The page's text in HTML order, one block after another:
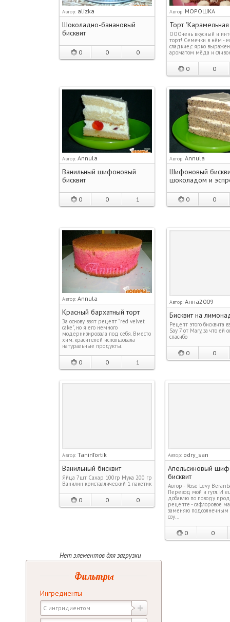
Автор: alizka
Шоколадно-банановый
бисквит
0 0 0
Автор: МОРОШКА
Торт
ОООчень вкусный и
торт! Семечки в нём -
сладкие,с ярко
ароматом мёда и
0 0
Автор: Annula
Ванильный шифоновый
бисквит
0 0 1
Автор: Annula
Шифоновый
шоколадом и
0 0
Автор: Annula
Красный бархатный торт
За основу взят рецепт "red velvet
cake", но я его немного
модернизировала под себя. Вместо
хим. красителей использовала
натуральные продукты.
0 0 1
Автор: Анна2009
Бисквит на
Рецепт этого бисквита
Say 7 от Mary, за что ей
спасибо
0 0
Автор: TaninTortik
Ванильный бисквит
Яйца 7шт Сахар 100гр Мука 200 гр
Ванилин кристаллический 1 пакетик
0 0 0
Автор: odry_san
Апельсиновый
бисквит
Автор - Rose Levy
Перевод мой и гугл. И
добавлю по поводу
рецепте - сафлоровое
заменяю подсолнечным
соу…
0 0